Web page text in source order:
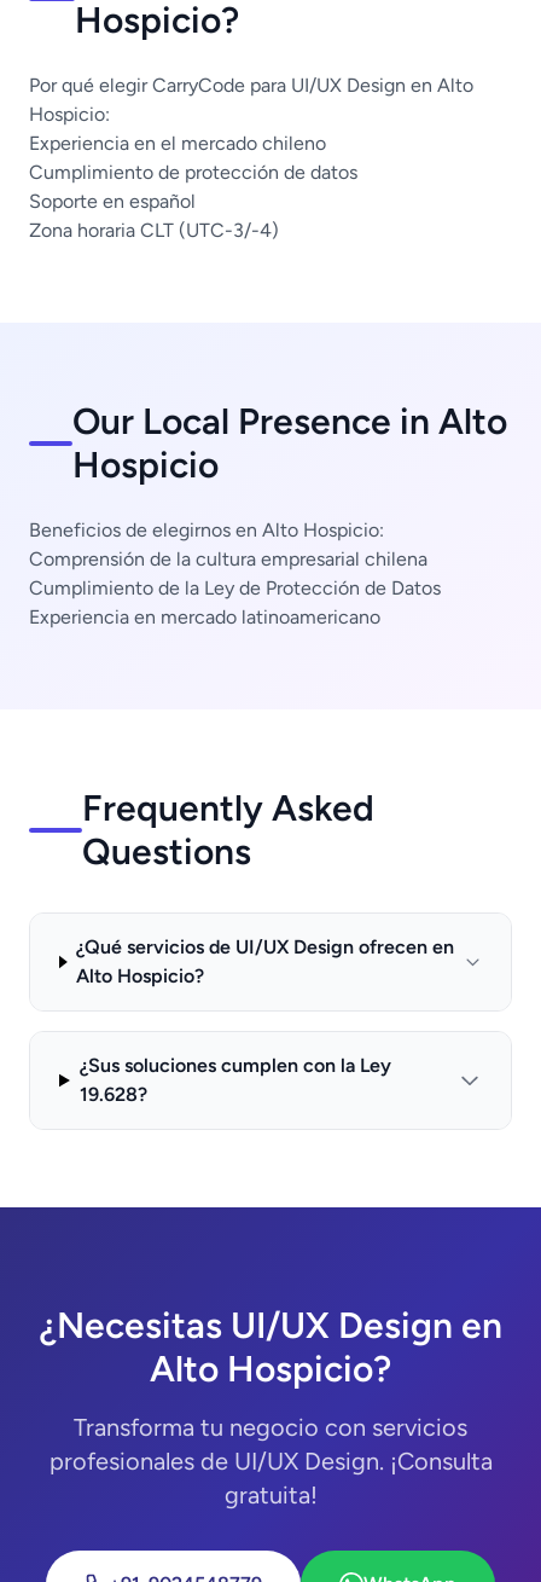
Hospicio?
Por qué elegir CarryCode para UI/UX Design en Alto
Hospicio:
Experiencia en el mercado chileno
Cumplimiento de protección de datos
Soporte en español
Zona horaria CLT (UTC-3/-4)
Our Local Presence in Alto
Hospicio
Beneficios de elegirnos en Alto Hospicio:
Comprensión de la cultura empresarial chilena
Cumplimiento de la Ley de Protección de Datos
Experiencia en mercado latinoamericano
Frequently Asked
Questions
¿Qué servicios de UI/UX Design ofrecen en
Alto Hospicio?
¿Sus soluciones cumplen con la Ley
19.628?
¿Necesitas UI/UX Design en
Alto Hospicio?
Transforma tu negocio con servicios
profesionales de UI/UX Design. ¡Consulta
gratuita!